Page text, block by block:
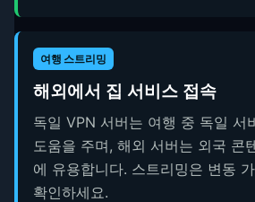
여행 스트리밍
해외에서 집 서비스 접속
독일 VPN 서버는 여행 중 독일 서
도움을 주며, 해외 서버는 외국 콘
에 유용합니다. 스트리밍은 변동
확인하세요.